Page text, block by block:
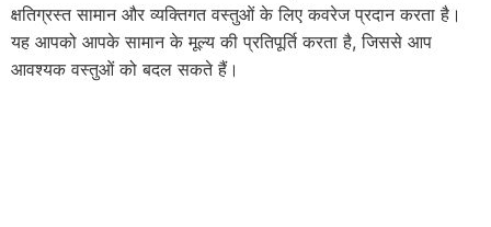
क्षतिग्रस्त सामान और व्यक्तिगत वस्तुओं के लिए कवरेज प्रदान करता है।
यह आपको आपके सामान के मूल्य की प्रतिपूर्ति करता है, जिससे आप
आवश्यक वस्तुओं को बदल सकते हैं।